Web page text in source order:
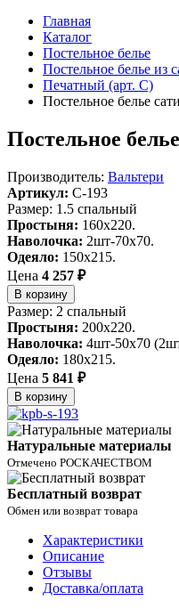
Главная
Каталог
Постельное белье
Постельное белье из
Печатный (арт. С)
Постельное белье
Постельное
Производитель: Вальтери
Артикул: C-193
Размер: 1.5 спальный
Простыня: 160х220.
Наволочка: 2шт-70х70.
Одеяло: 150х215.
Цена 4 257 ₽
В корзину
Размер: 2 спальный
Простыня: 200х220.
Наволочка: 4шт-50х70
Одеяло: 180х215.
Цена 5 841 ₽
В корзину
Натуральные материалы
Отмечено РОСКАЧЕСТВОМ
Бесплатный возврат
Обмен или возврат товара
Характеристики
Описание
Отзывы
Доставка/оплата